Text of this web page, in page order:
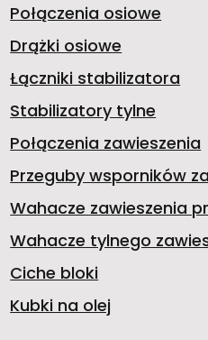
3
9
3
Połączenia osiowe
Drążki osiowe
Łączniki stabilizatora
Stabilizatory tylne
Połączenia zawieszenia
Przeguby wsporników
Wahacze zawieszenia
Wahacze tylnego
Ciche bloki
Kubki na olej